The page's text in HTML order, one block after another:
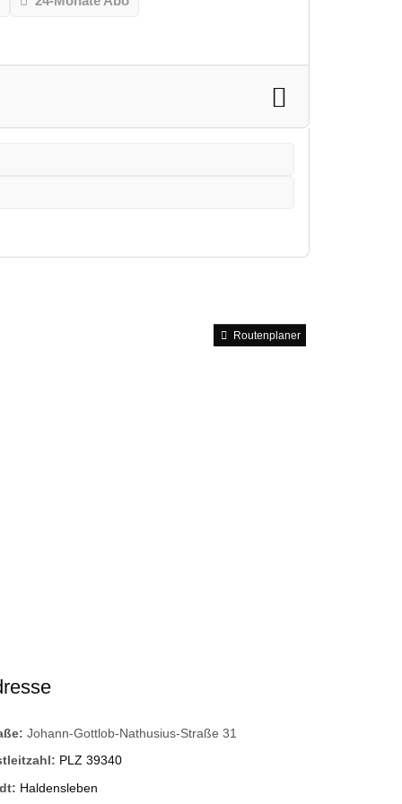
Routenplaner
Johann-Gottlob-Nathusius-Straße 31
PLZ 39340
Haldensleben